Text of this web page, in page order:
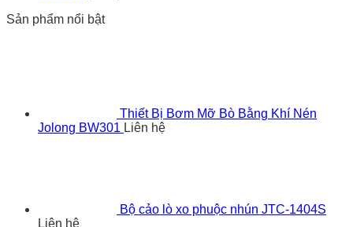
Sản phẩm nổi bật
Thiết Bị Bơm Mỡ Bò Bằng Khí Nén
Jolong BW301 Liên hệ
Bộ cảo lò xo phuộc nhún JTC-1404S
Liên hệ